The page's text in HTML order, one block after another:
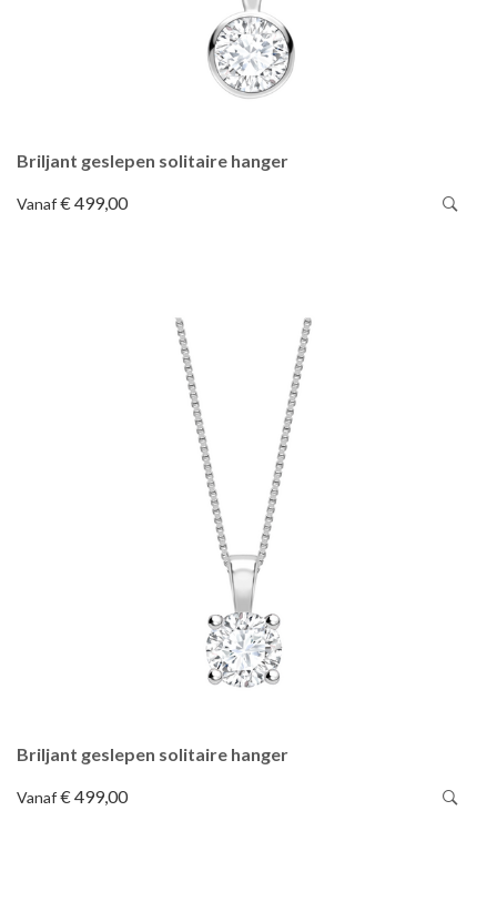
Briljant geslepen solitaire hanger
Vanaf€ 499,00
Briljant geslepen solitaire hanger
Vanaf€ 499,00